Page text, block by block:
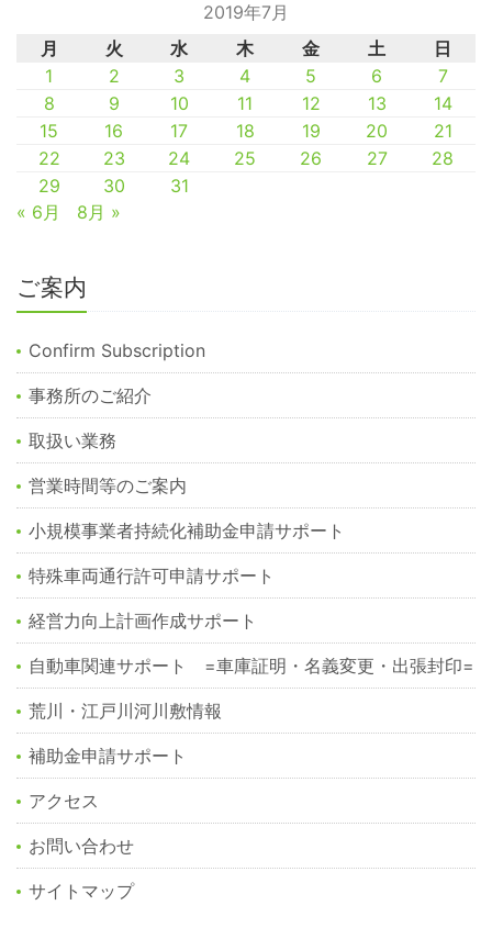
2019年7月
月
火 水 木 金 土
日
1
2 3 4 5 6
7
8
9 10 11 12 13
14
15
16 17 18 19 20
21
22
23 24 25 26 27
28
29
30
31
« 6月
8月 »
ご案内
Confirm Subscription
事務所のご紹介
取扱い業務
営業時間等のご案内
小規模事業者持続化補助金申請サポート
特殊車両通行許可申請サポート
経営力向上計画作成サポート
自動車関連サポート =車庫証明・名義変更・出張封印=
荒川・江戸川河川敷情報
補助金申請サポート
アクセス
お問い合わせ
サイトマップ